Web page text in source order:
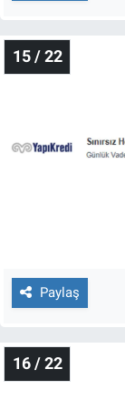
15 / 22
Paylaş
16 / 22